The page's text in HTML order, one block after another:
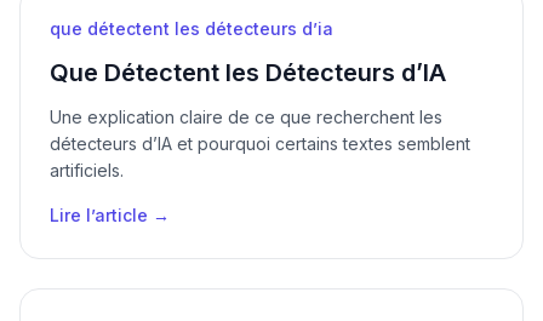
que détectent les détecteurs d’ia
Que Détectent les Détecteurs d’IA
Une explication claire de ce que recherchent les
détecteurs d’IA et pourquoi certains textes semblent
artificiels.
Lire l’article →